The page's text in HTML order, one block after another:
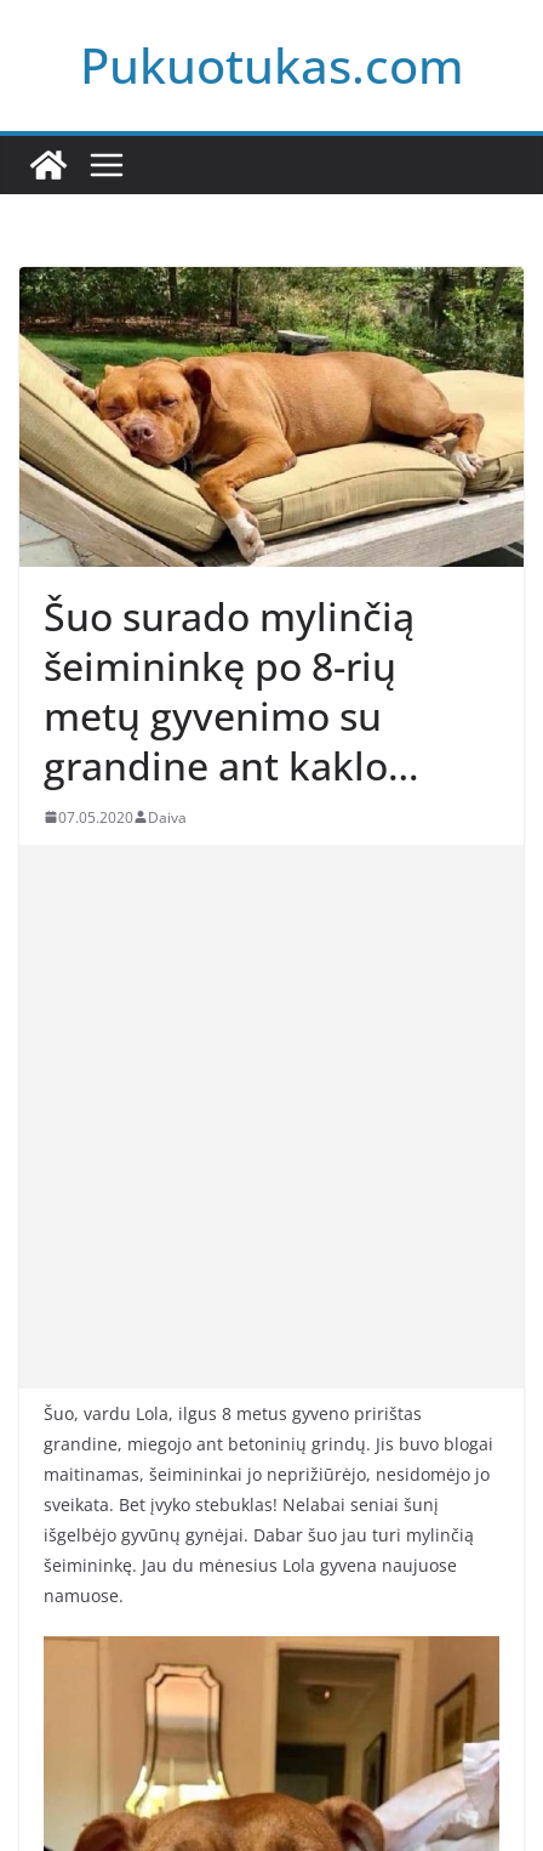
Pukuotukas.com
Šuo surado mylinčią
šeimininkę po 8-rių
metų gyvenimo su
grandine ant kaklo…
07.05.2020 Daiva
Šuo, vardu Lola, ilgus 8 metus gyveno pririštas
grandine, miegojo ant betoninių grindų. Jis buvo blogai
maitinamas, šeimininkai jo neprižiūrėjo, nesidomėjo jo
sveikata. Bet įvyko stebuklas! Nelabai seniai šunį
išgelbėjo gyvūnų gynėjai. Dabar šuo jau turi mylinčią
šeimininkę. Jau du mėnesius Lola gyvena naujuose
namuose.